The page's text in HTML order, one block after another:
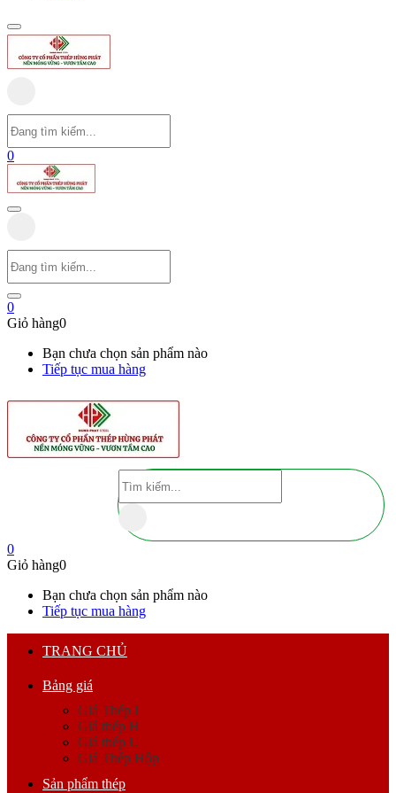
0
0
Giỏ hàng0
Bạn chưa chọn sản phẩm nào
Tiếp tục mua hàng
0
Giỏ hàng0
Bạn chưa chọn sản phẩm nào
Tiếp tục mua hàng
TRANG CHỦ
Bảng giá
Giá Thép I
Giá thép H
Giá thép U
Giá Thép Hộp
Sản phẩm thép